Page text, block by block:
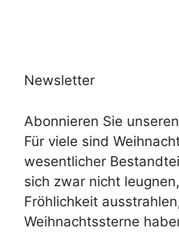
Newsletter
Abonnieren Sie
Für viele sind
wesentlicher
sich zwar nicht
Fröhlichkeit
Weihnachtssterne